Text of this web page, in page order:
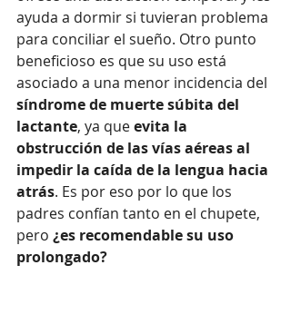
ayuda a dormir si tuvieran problema
para conciliar el sueño. Otro punto
beneficioso es que su uso está
asociado a una menor incidencia del
síndrome de muerte súbita del
lactante, ya que evita la
obstrucción de las vías aéreas al
impedir la caída de la lengua hacia
atrás. Es por eso por lo que los
padres confían tanto en el chupete,
pero ¿es recomendable su uso
prolongado?